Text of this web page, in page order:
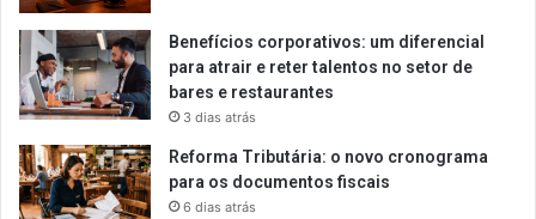
Benefícios corporativos: um diferencial
para atrair e reter talentos no setor de
bares e restaurantes
3 dias atrás
Reforma Tributária: o novo cronograma
para os documentos fiscais
6 dias atrás